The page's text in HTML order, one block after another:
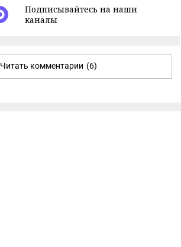
Подписывайтесь на наши
каналы
Читать комментарии (6)